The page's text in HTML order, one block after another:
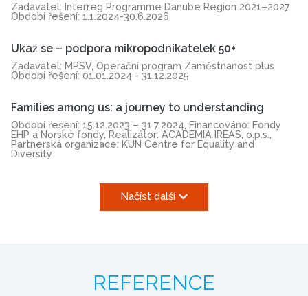
Zadavatel: Interreg Programme Danube Region 2021–2027
Období řešení: 1.1.2024-30.6.2026
Ukaž se – podpora mikropodnikatelek 50+
Zadavatel: MPSV, Operační program Zaměstnanost plus
Období řešení: 01.01.2024 - 31.12.2025
Families among us: a journey to understanding
Období řešení: 15.12.2023 – 31.7.2024, Financováno: Fondy
EHP a Norské fondy, Realizátor: ACADEMIA IREAS, o.p.s.,
Partnerská organizace: KUN Centre for Equality and
Diversity
Načíst další
REFERENCE